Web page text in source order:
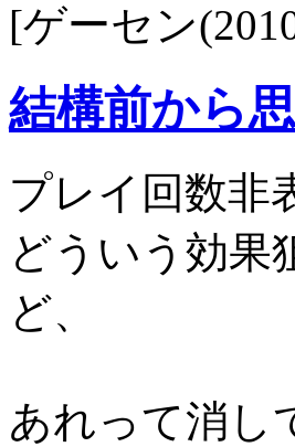
[ゲーセン
結構前から
プレイ回数非
どういう効果
ど、
あれって消し